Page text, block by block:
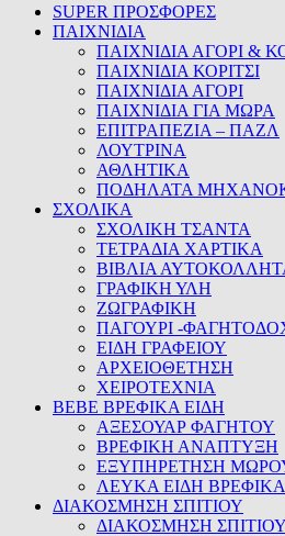
SUPER ΠΡΟΣΦΟΡΕΣ
ΠΑΙΧΝΙΔΙΑ
ΠΑΙΧΝΙΔΙΑ ΑΓΟΡΙ &
ΠΑΙΧΝΙΔΙΑ ΚΟΡΙΤΣΙ
ΠΑΙΧΝΙΔΙΑ ΑΓΟΡΙ
ΠΑΙΧΝΙΔΙΑ ΓΙΑ ΜΩΡΑ
ΕΠΙΤΡΑΠΕΖΙΑ – ΠΑΖΛ
ΛΟΥΤΡΙΝΑ
ΑΘΛΗΤΙΚΑ
ΠΟΔΗΛΑΤΑ
ΣΧΟΛΙΚΑ
ΣΧΟΛΙΚΗ ΤΣΑΝΤΑ
ΤΕΤΡΑΔΙΑ ΧΑΡΤΙΚΑ
ΒΙΒΛΙΑ
ΓΡΑΦΙΚΗ ΥΛΗ
ΖΩΓΡΑΦΙΚΗ
ΠΑΓΟΥΡΙ -
ΕΙΔΗ ΓΡΑΦΕΙΟΥ
ΑΡΧΕΙΟΘΕΤΗΣΗ
ΧΕΙΡΟΤΕΧΝΙΑ
BEBE ΒΡΕΦΙΚΑ ΕΙΔΗ
ΑΞΕΣΟΥΑΡ ΦΑΓΗΤΟΥ
ΒΡΕΦΙΚΗ ΑΝΑΠΤΥΞΗ
ΕΞΥΠΗΡΕΤΗΣΗ
ΛΕΥΚΑ ΕΙΔΗ ΒΡΕΦΙΚΑ
ΔΙΑΚΟΣΜΗΣΗ ΣΠΙΤΙΟΥ
ΔΙΑΚΟΣΜΗΣΗ